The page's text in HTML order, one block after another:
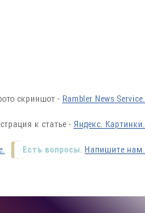
скриншот - Rambler News Service.
к статье - Яндекс. Картинки.
Есть вопросы. Напишите нам.